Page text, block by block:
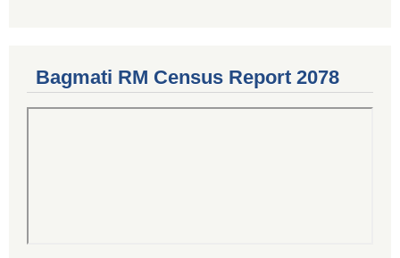
Bagmati RM Census Report 2078